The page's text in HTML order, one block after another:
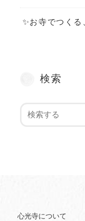
✨お寺でつく
検索
心光寺について